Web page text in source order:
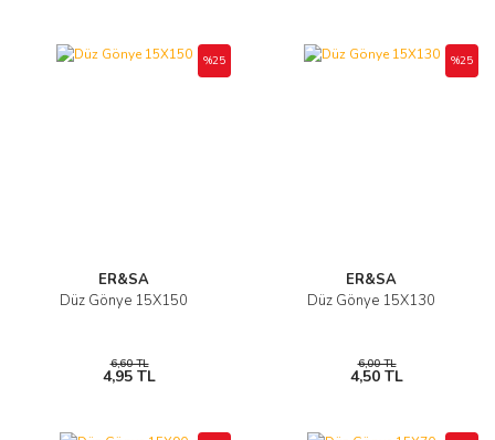
ER&SA
Düz Gönye 15X150
%25
6,60 TL
4,95 TL
ER&SA
Düz Gönye 15X130
%25
6,00 TL
4,50 TL